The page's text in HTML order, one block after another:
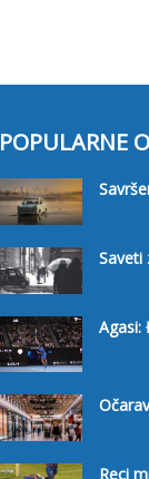
POPULARNE
Saveti
Agasi:
Reci